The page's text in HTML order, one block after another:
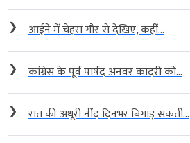
❯ आईने में चेहरा गौर से देखिए, कहीं...
❯ कांग्रेस के पूर्व पार्षद अनवर कादरी को...
❯ रात की अधूरी नींद दिनभर बिगाड़ सकती...